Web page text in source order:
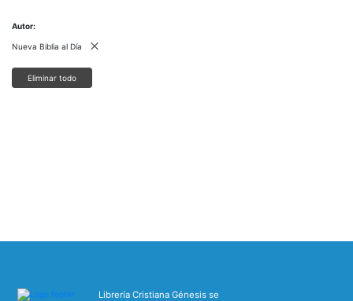
Autor
Nueva Biblia al Día
Eliminar todo
Librería Cristiana Génesis se